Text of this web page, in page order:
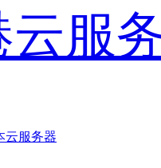
服
云服务器